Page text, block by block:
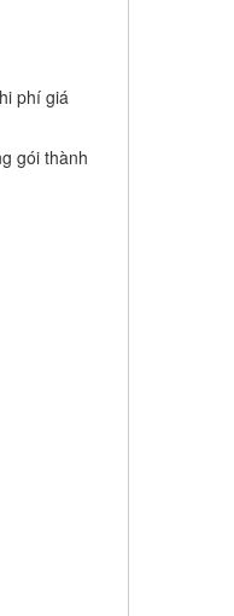
phí giá
gói thành